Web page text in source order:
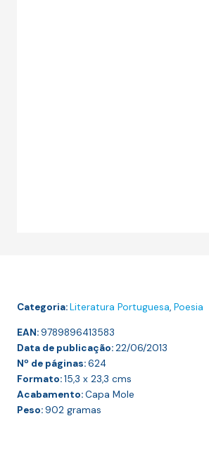
Categoria:Literatura Portuguesa, Poesia
EAN:9789896413583
Data de publicação:22/06/2013
Nº de páginas:624
Formato:15,3 x 23,3 cms
Acabamento:Capa Mole
Peso:902 gramas